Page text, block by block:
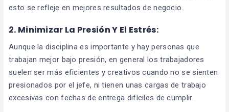
esto se refleje en mejores resultados de negocio.
2. Minimizar La Presión Y El Estrés:
Aunque la disciplina es importante y hay personas que
trabajan mejor bajo presión, en general los trabajadores
suelen ser más eficientes y creativos cuando no se sienten
presionados por el jefe, ni tienen unas cargas de trabajo
excesivas con fechas de entrega difíciles de cumplir.